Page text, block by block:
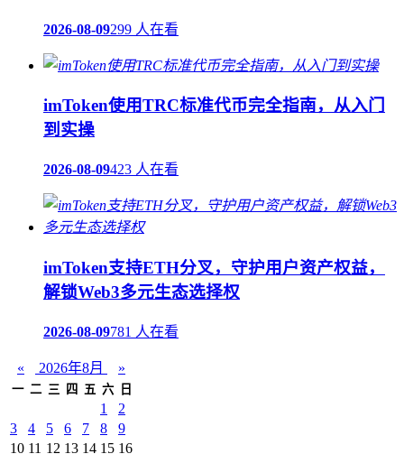
2026-08-09299 人在看
imToken使用TRC标准代币完全指南，从入门
到实操
2026-08-09423 人在看
imToken支持ETH分叉，守护用户资产权益，
解锁Web3多元生态选择权
2026-08-09781 人在看
« 2026年8月 »
一 二 三 四 五 六 日
1
2
3
4 5 6 7 8
9
10 11 12 13 14 15 16